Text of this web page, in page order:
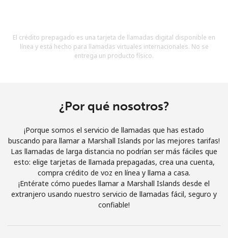
Términos y condiciones.
Únete
¡Hola!
El crédito prepagado es una tarjeta de llamadas digital disponible en
línea y está hecho para llamadas virtuales internacionales. No se
entrega un producto físico.
¿Por qué nosotros?
¡Porque somos el servicio de llamadas que has estado
buscando para llamar a Marshall Islands por las mejores tarifas!
Las llamadas de larga distancia no podrían ser más fáciles que
esto: elige tarjetas de llamada prepagadas, crea una cuenta,
compra crédito de voz en línea y llama a casa.
¡Entérate cómo puedes llamar a Marshall Islands desde el
extranjero usando nuestro servicio de llamadas fácil, seguro y
confiable!